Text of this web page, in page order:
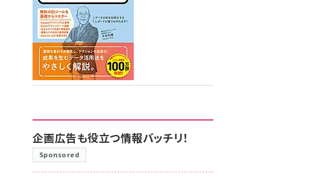
7月31日 10:00
企画広告も役立つ情報バッチリ！
Sponsored